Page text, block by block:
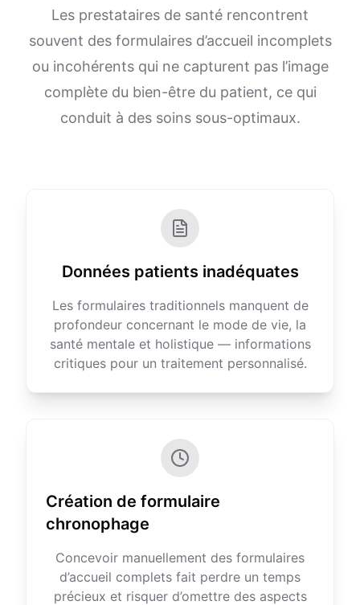
Les prestataires de santé rencontrent
souvent des formulaires d’accueil incomplets
ou incohérents qui ne capturent pas l’image
complète du bien-être du patient, ce qui
conduit à des soins sous-optimaux.
Données patients inadéquates
Les formulaires traditionnels manquent de
profondeur concernant le mode de vie, la
santé mentale et holistique — informations
critiques pour un traitement personnalisé.
Création de formulaire
chronophage
Concevoir manuellement des formulaires
d’accueil complets fait perdre un temps
précieux et risquer d’omettre des aspects